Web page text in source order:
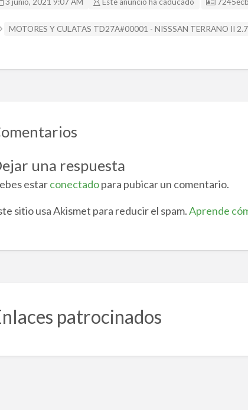
o
k
o
ar
r
MOTORES Y CULATAS TD27A#00001 - NISSSAN TERRANO II
una respuesta
estarconectadopara pubicar un comentario.
sitio usa Akismet para reducir el spam.Aprende
patrocinados